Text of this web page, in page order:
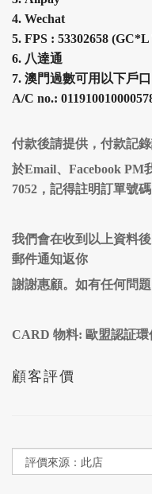
4. Wechat
5. FPS : 53302658 (GC*L
6. 八達通
7. 澳門過數可用以下戶
A/C no.:
付款後請提供，付款記錄
於Email、Facebook PM
7052，記得註明訂單號
我們會在收到以上資料
郵件通知返你
謝謝惠顧。如有任何問
CARD 物料: 歐盟認証
顧客評價